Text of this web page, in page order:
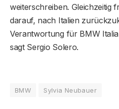
weiterschreiben. Gleichzeitig
darauf, nach Italien
Verantwortung für BMW
sagt Sergio Solero.
BMW Sylvia Neubauer